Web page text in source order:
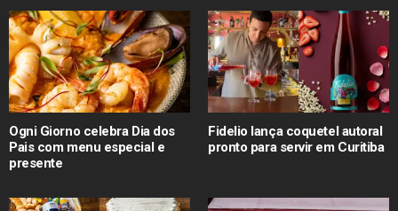
Ogni Giorno celebra Dia dos
Pais com menu especial e
presente
Fidelio lança coquetel autoral
pronto para servir em Curitiba